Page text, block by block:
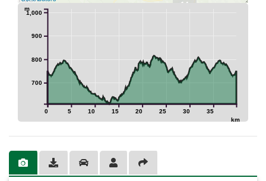
14
0 5 10 15 20 25 30 35
km
700
800
900
1,000
m